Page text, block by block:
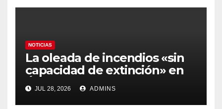
NOTICIAS
La oleada de incendios «sin
capacidad de extinción» en
Ávila y al oeste de Madrid
obliga a declarar la
JUL 28, 2026 ADMINS